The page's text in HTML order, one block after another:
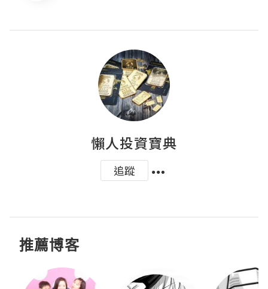
懶人投資寶典
追蹤
推薦博客